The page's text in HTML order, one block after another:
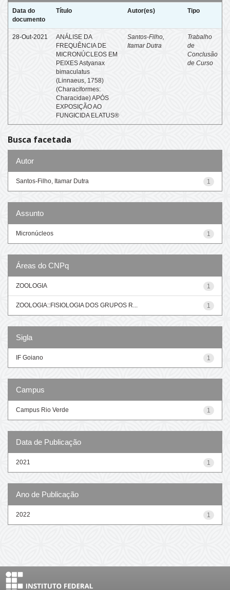
Data do
documento
Título Autor(es) Tipo
28-Out-2021
ANÁLISE DA
FREQUÊNCIA DE
MICRONÚCLEOS EM
PEIXES Astyanax
bimaculatus
(Linnaeus, 1758)
(Characiformes:
Characidae) APÓS
EXPOSIÇÃO AO
FUNGICIDA ELATUS®
Santos-Filho,
Itamar Dutra
Trabalho
de
Conclusão
de Curso
Busca facetada
Autor
1
Santos-Filho, Itamar Dutra
Assunto
1
Micronúcleos
Áreas do CNPq
1
ZOOLOGIA
1
ZOOLOGIA::FISIOLOGIA DOS GRUPOS R...
Sigla
1
IF Goiano
Campus
1
Campus Rio Verde
Data de Publicação
1
2021
Ano de Publicação
1
2022